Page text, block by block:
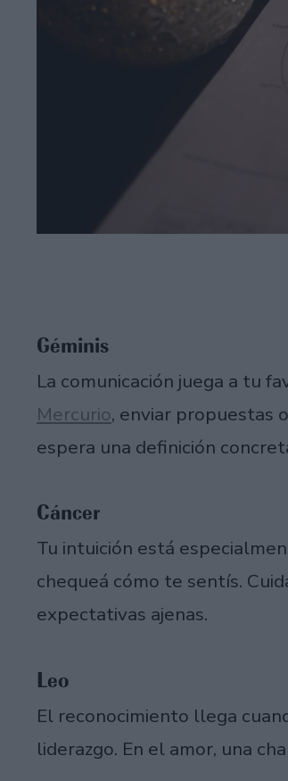
Géminis
La comunicación juega a tu
Mercurio, enviar propuestas
espera una definición
Cáncer
Tu intuición está
chequeá cómo te sentís.
expectativas ajenas.
Leo
El reconocimiento llega
liderazgo. En el amor, una